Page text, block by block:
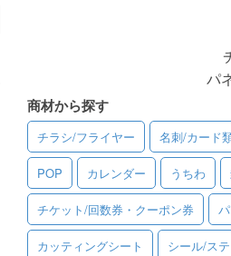
パ
商材から探す
チラシ/フライヤー 名刺/カード
POP カレンダー うちわ
チケット/回数券・クーポン券
カッティングシート シール/ス